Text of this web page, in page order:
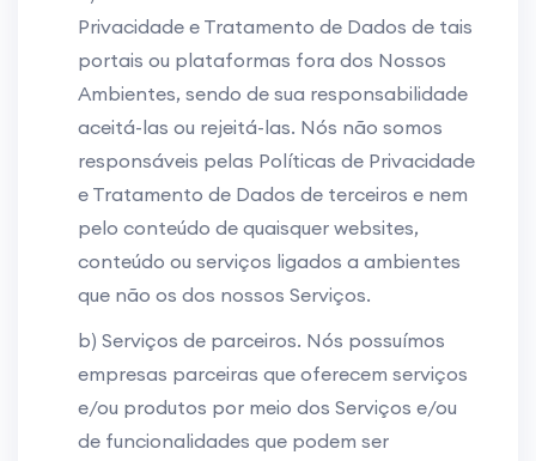
Privacidade e Tratamento de Dados de tais
portais ou plataformas fora dos Nossos
Ambientes, sendo de sua responsabilidade
aceitá-las ou rejeitá-las. Nós não somos
responsáveis pelas Políticas de Privacidade
e Tratamento de Dados de terceiros e nem
pelo conteúdo de quaisquer websites,
conteúdo ou serviços ligados a ambientes
que não os dos nossos Serviços.
b) Serviços de parceiros. Nós possuímos
empresas parceiras que oferecem serviços
e/ou produtos por meio dos Serviços e/ou
de funcionalidades que podem ser